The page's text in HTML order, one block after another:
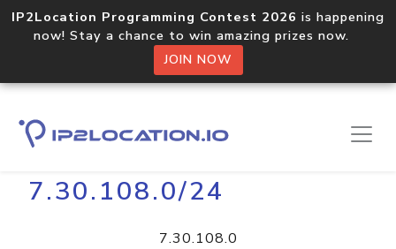
IP2Location Programming Contest 2026 is happening
now! Stay a chance to win amazing prizes now.
JOIN NOW
Home Libraries
7.30.108.0/24
7.30.108.0